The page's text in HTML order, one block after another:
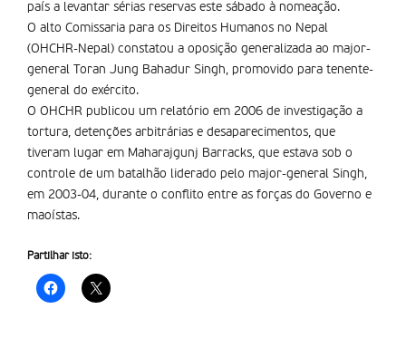
país a levantar sérias reservas este sábado à nomeação.
O alto Comissaria para os Direitos Humanos no Nepal
(OHCHR-Nepal) constatou a oposição generalizada ao major-
general Toran Jung Bahadur Singh, promovido para tenente-
general do exército.
O OHCHR publicou um relatório em 2006 de investigação a
tortura, detenções arbitrárias e desaparecimentos, que
tiveram lugar em Maharajgunj Barracks, que estava sob o
controle de um batalhão liderado pelo major-general Singh,
em 2003-04, durante o conflito entre as forças do Governo e
maoístas.
Partilhar isto: